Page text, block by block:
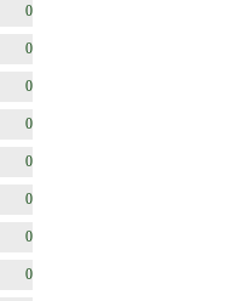
0
0
0
0
0
0
0
0